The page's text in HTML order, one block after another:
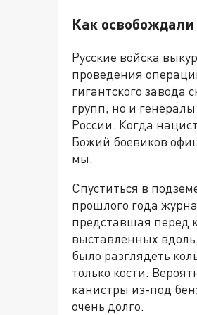
Как
Русские войска
проведения
гигантского завода
групп, но и
России. Когда
Божий боевиков
мы.
Спуститься в
прошлого года
представшая перед
выставленных
было разглядеть
только кости.
канистры из-под
очень долго.